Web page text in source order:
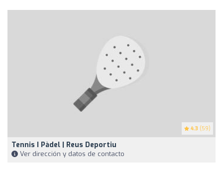
4.3 (59)
Tennis I Pàdel | Reus Deportiu
Ver dirección y datos de contacto